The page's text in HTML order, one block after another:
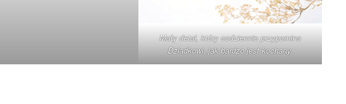
Mały detal, który codziennie przypomina
Dziadkowi, jak bardzo jest kochany.